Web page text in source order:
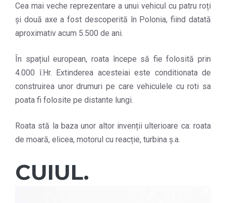
Cea mai veche reprezentare a unui vehicul cu patru roți
și două axe a fost descoperită în Polonia, fiind datată
aproximativ acum 5.500 de ani.
În spațiul european, roata începe să fie folosită prin
4.000 î.Hr. Extinderea acesteiai este conditionata de
construirea unor drumuri pe care vehiculele cu roti sa
poata fi folosite pe distante lungi.
Roata stă la baza unor altor invenții ulterioare ca: roata
de moară, elicea, motorul cu reacție, turbina ș.a.
CUIUL.